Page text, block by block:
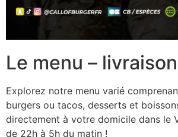
Le menu –
Explorez notre menu varié
burgers ou tacos, desserts et
directement à votre domicile dans le
de 22h à 5h du matin !